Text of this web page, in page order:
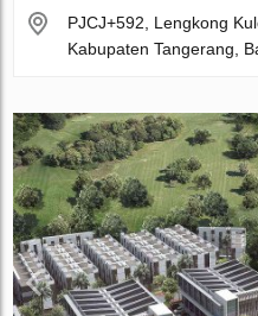
PJCJ+592, Lengkong
Kabupaten Tangerang,